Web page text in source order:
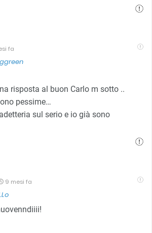
fa
risposta al buon Carlo m sotto ..
pessime…
sul serio e io già sono
9 mesi fa